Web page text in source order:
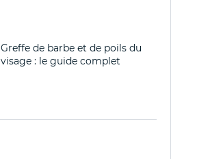
Greffe de barbe et de poils du
visage : le guide complet